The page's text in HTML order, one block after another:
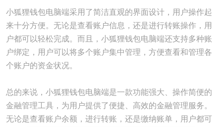
小狐狸钱包电脑端采用了简洁直观的界面设计，用户操作起
来十分方便。无论是查看账户信息，还是进行转账操作，用
户都可以轻松完成。而且，小狐狸钱包电脑端还支持多种账
户绑定，用户可以将多个账户集中管理，方便查看和管理各
个账户的资金状况。
总的来说，小狐狸钱包电脑端是一款功能强大、操作简便的
金融管理工具，为用户提供了便捷、高效的金融管理服务。
无论是查看账户余额，进行转账，还是缴纳账单，用户都可